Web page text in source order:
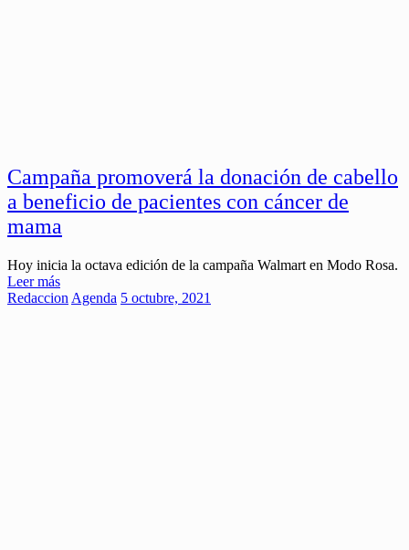
Campaña promoverá la donación de cabello
a beneficio de pacientes con cáncer de
mama
Hoy inicia la octava edición de la campaña Walmart en Modo Rosa.
Leer más
Redaccion Agenda 5 octubre, 2021